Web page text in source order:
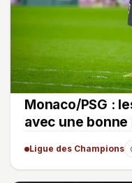
Monaco/PSG :
avec une
Ligue des Champions